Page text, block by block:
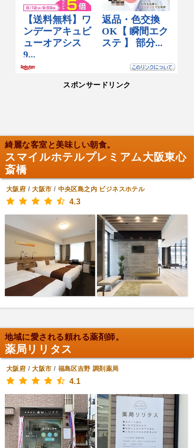
スポンサードリンク
綺麗な客室と美味しい朝食。
スマイルホテルプレミアム大阪東心
斎橋
大阪府 /大阪市 / 中央区島之内 ビジネスホテル
4.3
地域に愛される頼れる薬剤師。
薬局リリタス
大阪府 /大阪市 / 福島区吉野 調剤薬局
4.1